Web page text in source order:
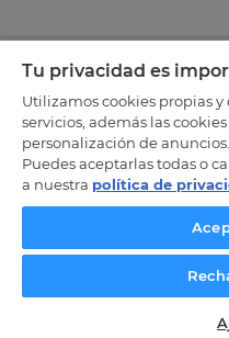
Tu privacidad es
Utilizamos cookies propias
servicios, además las
personalización de anuncios.
Puedes aceptarlas todas o
a nuestra política de